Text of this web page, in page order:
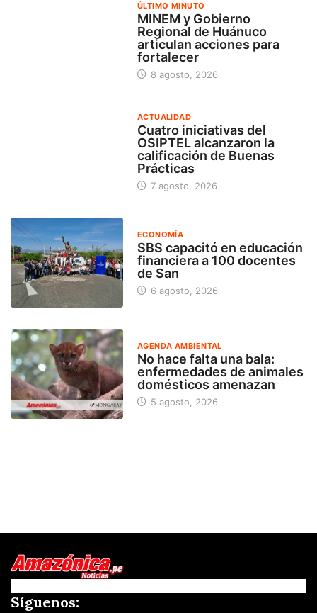
ÚLTIMO MINUTO
MINEM y Gobierno
Regional de Huánuco
articulan acciones para
fortalecer
8 agosto, 2026
ACTUALIDAD
Cuatro iniciativas del
OSIPTEL alcanzaron la
calificación de Buenas
Prácticas
7 agosto, 2026
ECONOMÍA
SBS capacitó en educación
financiera a 100 docentes
de San
6 agosto, 2026
AGENDA AMBIENTAL
No hace falta una bala:
enfermedades de animales
domésticos amenazan
5 agosto, 2026
Síguenos: